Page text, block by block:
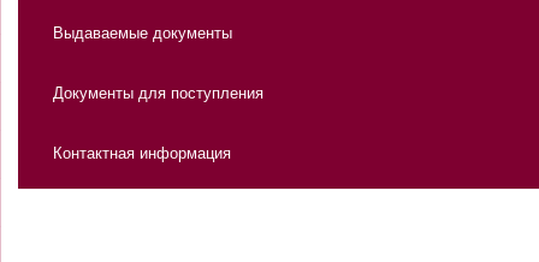
Выдаваемые документы
Документы для поступления
Контактная информация